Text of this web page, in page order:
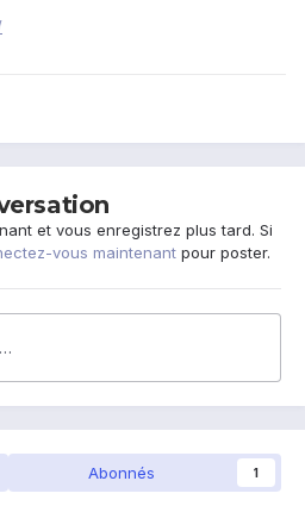
et vous enregistrez plus tard. Si
vous maintenant pour poster.
Abonnés 1